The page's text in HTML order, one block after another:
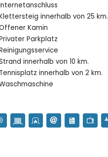
24-Stunden-Notdienst
innerhalb von 25 km.
Kamin
Parkplatz
innerhalb von 10 km.
Tennisplatz innerhalb von 2 km.